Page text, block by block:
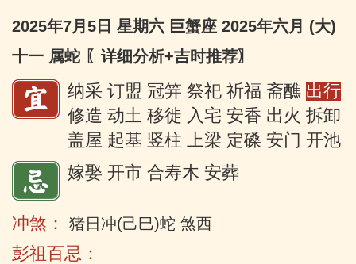
2025年7月5日 星期六 巨蟹座 2025年六月 (大)
十一 属蛇 〖详细分析+吉时推荐〗
纳采 订盟 冠笄 祭祀 祈福 斋醮 出行
修造 动土 移徙 入宅 安香 出火 拆卸
盖屋 起基 竖柱 上梁 定磉 安门 开池
嫁娶 开市 合寿木 安葬
冲煞： 猪日冲(己巳)蛇 煞西
彭祖百忌：